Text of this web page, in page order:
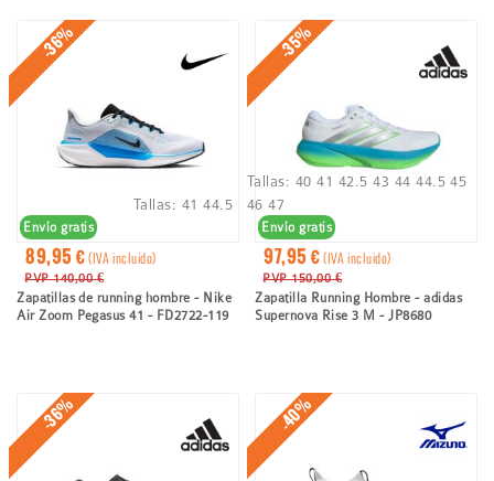
Envío gratis
-36%
89,95 €(IVA incluido)
PVP 140,00 €
Zapatillas de running hombre - Nike
Air Zoom Pegasus 41 - FD2722-119
Tallas: 41 44.5
Envío gratis
-35%
97,95 €(IVA incluido)
PVP 150,00 €
Zapatilla Running Hombre - adidas
Supernova Rise 3 M - JP8680
Tallas: 40 41 42.5 43 44 44.5 45
46 47
-36% -40%